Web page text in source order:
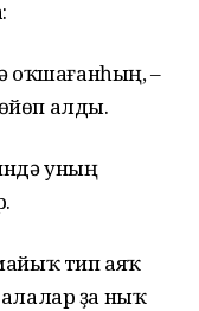
оҡшағанһың, –
алды.
уның
тип аяҡ
ҙа ныҡ